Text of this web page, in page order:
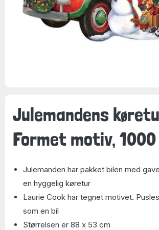
Julemandens
Formet motiv,
Julemanden har pakket bilen med
en hyggelig køretur
Laurie Cook har tegnet motivet.
som en bil
Størrelsen er 88 x 53 cm